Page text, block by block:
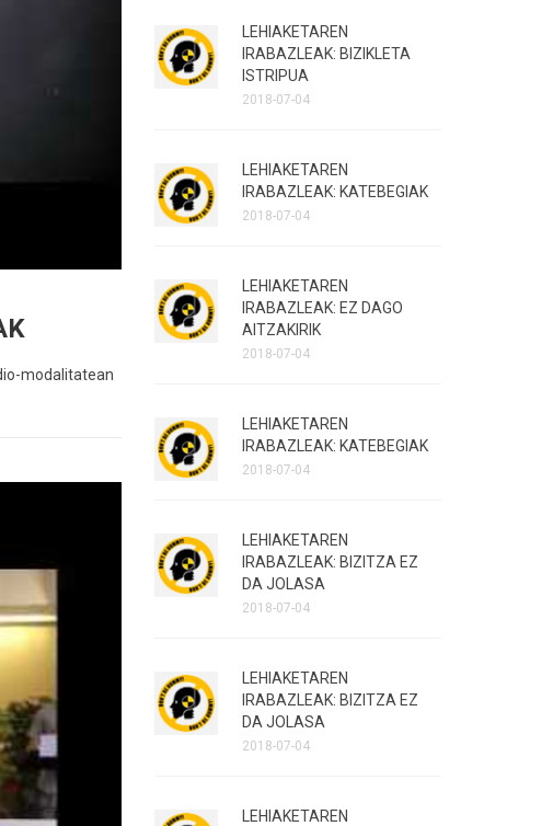
modalitatean
LEHIAKETAREN
IRABAZLEAK: BIZIKLETA
ISTRIPUA
2018-07-04
LEHIAKETAREN
IRABAZLEAK: KATEBEGIAK
2018-07-04
LEHIAKETAREN
IRABAZLEAK: EZ DAGO
AITZAKIRIK
2018-07-04
LEHIAKETAREN
IRABAZLEAK: KATEBEGIAK
2018-07-04
LEHIAKETAREN
IRABAZLEAK: BIZITZA EZ
DA JOLASA
2018-07-04
LEHIAKETAREN
IRABAZLEAK: BIZITZA EZ
DA JOLASA
2018-07-04
LEHIAKETAREN